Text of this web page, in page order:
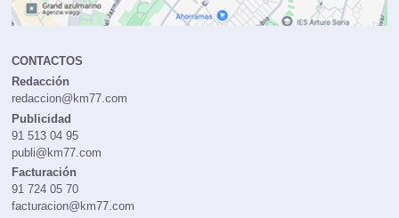
CONTACTOS
Redacción
redaccion@km77.com
Publicidad
91 513 04 95
publi@km77.com
Facturación
91 724 05 70
facturacion@km77.com